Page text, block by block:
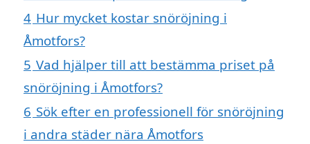
4 Hur mycket kostar snöröjning i
Åmotfors?
5 Vad hjälper till att bestämma priset på
snöröjning i Åmotfors?
6 Sök efter en professionell för snöröjning
i andra städer nära Åmotfors